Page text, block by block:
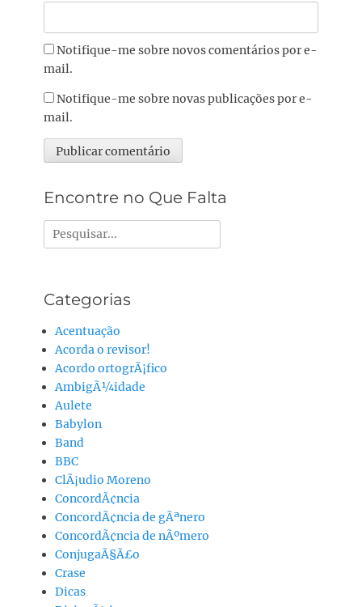
Notifique-me sobre novos comentários por e-
mail.
Notifique-me sobre novas publicações por e-
mail.
Encontre no Que Falta
Pesquisar
por:
Categorias
Acentuação
Acorda o revisor!
Acordo ortogrÃ¡fico
AmbigÃ¼idade
Aulete
Babylon
Band
BBC
ClÃ¡udio Moreno
ConcordÃ¢ncia
ConcordÃ¢ncia de gÃªnero
ConcordÃ¢ncia de nÃºmero
ConjugaÃ§Ã£o
Crase
Dicas